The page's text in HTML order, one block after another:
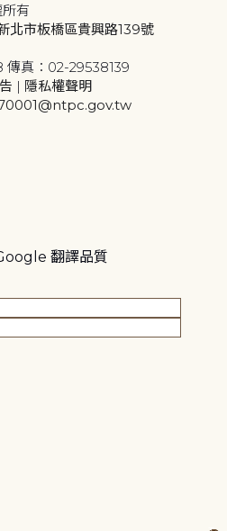
有
北市板橋區貴興路139號
真：02-29538139
| 隱私權聲明
翻譯品質